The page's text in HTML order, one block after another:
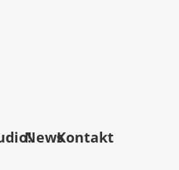
NewsKontakt